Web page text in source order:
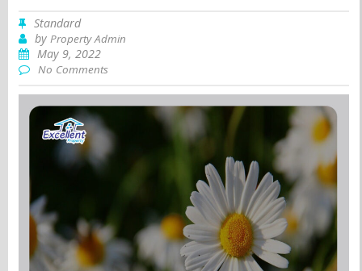
Standard
byProperty Admin
May 9, 2022
No Comments